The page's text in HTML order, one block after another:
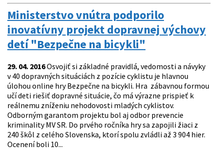
Ministerstvo vnútra podporilo
inovatívny projekt dopravnej výchovy
detí "Bezpečne na bicykli"
29. 04. 2016Osvojiť si základné pravidlá, vedomosti a návyky
v 40 dopravných situáciách z pozície cyklistu je hlavnou
úlohou online hry Bezpečne na bicykli. Hra zábavnou formou
učí deti riešiť dopravné situácie, čo má výrazne prispieť k
reálnemu zníženiu nehodovosti mladých cyklistov.
Odborným garantom projektu bol aj odbor prevencie
kriminality MV SR. Do prvého ročníka hry sa zapojili žiaci z
240 škôl z celého Slovenska, ktorí spolu zvládli až 3 904 hier.
Ocenení boli 10...